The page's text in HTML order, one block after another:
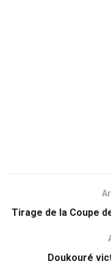
Tirage de la Coupe
Doukouré